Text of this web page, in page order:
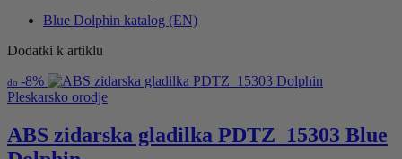
Blue Dolphin katalog (EN)
Dodatki k artiklu
do -8%
Pleskarsko orodje
ABS zidarska gladilka PDTZ_15303 Blue